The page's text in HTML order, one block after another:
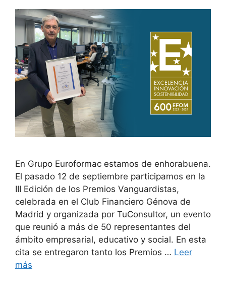
En Grupo Euroformac estamos de enhorabuena.
El pasado 12 de septiembre participamos en la
III Edición de los Premios Vanguardistas,
celebrada en el Club Financiero Génova de
Madrid y organizada por TuConsultor, un evento
que reunió a más de 50 representantes del
ámbito empresarial, educativo y social. En esta
cita se entregaron tanto los Premios … Leer
más